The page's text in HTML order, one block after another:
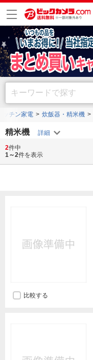
ッチン家電 炊飯器・精米機
精米機
精米機 かくはん式
2件中
1～2件を表示
比較する